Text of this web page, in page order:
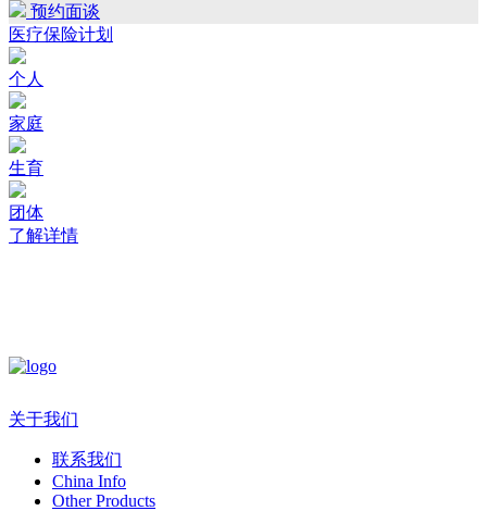
预约面谈
医疗保险计划
个人
家庭
生育
团体
了解详情
关于我们
联系我们
China Info
Other Products